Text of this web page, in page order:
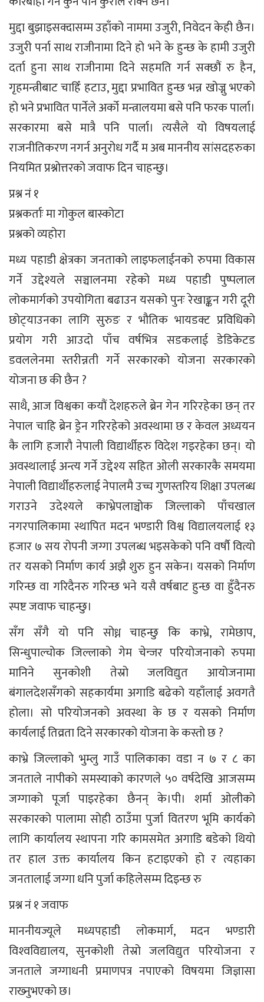
मुद्दा बुझाइसक्दासम्म उहाँको नाममा उजुरी, निवेदन केही छैन।
उजुरी पर्ना साथ राजीनामा दिने हो भने के हुन्छ के हामी उजुरी
दर्ता हुना साथ राजीनामा दिने सहमति गर्न सक्छौं रु हैन,
गृहमन्त्रीबाट चाहिँ हटाउ, मुद्दा प्रभावित हुन्छ भन्न खोज्नु भएको
हो भने प्रभावित पार्नेले अर्को मन्त्रालयमा बसे पनि फरक पार्ला।
सरकारमा बसे मात्रै पनि पार्ला। त्यसैले यो विषयलाई
राजनीतिकरण नगर्न अनुरोध गर्दै म अब माननीय सांसदहरुका
नियमित प्रश्नोत्तरको जवाफ दिन चाहन्छु।
प्रश्न नं १
प्रश्नकर्ताः मा गोकुल बास्कोटा
प्रश्नको व्यहोरा
मध्य पहाडी क्षेत्रका जनताको लाइफलाईनको रुपमा विकास
गर्ने उद्देश्यले सञ्चालनमा रहेको मध्य पहाडी पुष्पलाल
लोकमार्गको उपयोगिता बढाउन यसको पुनः रेखाङ्कन गरी दूरी
छोट्‌याउनका लागि सुरुङ र भौतिक भायडक्ट प्रविधिको
प्रयोग गरी आउदो पाँच वर्षभित्र सडकलाई डेडिकेटड
डवललेनमा स्तरीन्नती गर्ने सरकारको योजना सरकारको
योजना छ की छैन ?
साथै, आज विश्वका कयौं देशहरुले ब्रेन गेन गरिरहेका छन् तर
नेपाल चाहि ब्रेन ड्रेन गरिरहेको अवस्थामा छ र केवल अध्ययन
कै लागि हजारौ नेपाली विद्यार्थीहरु विदेश गइरहेका छन्। यो
अवस्थालाई अन्त्य गर्ने उद्देश्य सहित ओली सरकारकै समयमा
नेपाली विद्यार्थीहरुलाई नेपालमै उच्च गुणस्तरिय शिक्षा उपलब्ध
गराउने उदेश्यले काभ्रेपलाञ्चोक जिल्लाको पाँचखाल
नगरपालिकामा स्थापित मदन भण्डारी विश्व विद्यालयलाई १३
हजार ७ सय रोपनी जग्गा उपलब्ध भइसकेको पनि वर्षौ वित्यो
तर यसको निर्माण कार्य अझै शुरु हुन सकेन। यसको निर्माण
गरिन्छ वा गरिदैनरु गरिन्छ भने यसै वर्षबाट हुन्छ वा हुँदैनरु
स्पष्ट जवाफ चाहन्छु।
सँग सँगै यो पनि सोध्न चाहन्छु कि काभ्रे, रामेछाप,
सिन्धुपाल्चोक जिल्लाको गेम चेन्जर परियोजनाको रुपमा
मानिने सुनकोशी तेस्रो जलविद्युत आयोजनामा
बंगालदेशसँगको सहकार्यमा अगाडि बढेको यहाँलाई अवगतै
होला। सो परियोजनको अवस्था के छ र यसको निर्माण
कार्यलाई तिव्रता दिने सरकारको योजना के कस्तो छ ?
काभ्रे जिल्लाको भुम्लु गाउँ पालिकाका वडा न ७ र ८ का
जनताले नापीको समस्याको कारणले ५० वर्षदेखि आजसम्म
जग्गाको पूर्जा पाइरहेका छैनन् के।पी। शर्मा ओलीको
सरकारको पालामा सोही ठाउँमा पुर्जा वितरण भूमि कार्यको
लागि कार्यालय स्थापना गरि कामसमेत अगाडि बडेको थियो
तर हाल उक्त कार्यालय किन हटाइएको हो र त्यहाका
जनतालाई जग्गा धनि पुर्जा कहिलेसम्म दिइन्छ रु
प्रश्न नं १ जवाफ
माननीयज्यूले मध्यपहाडी लोकमार्ग, मदन भण्डारी
विश्‍वविद्यालय, सुनकोशी तेस्रो जलविद्युत परियोजना र
जनताले जग्गाधनी प्रमाणपत्र नपाएको विषयमा जिज्ञासा
राख्‍नुभएको छ।